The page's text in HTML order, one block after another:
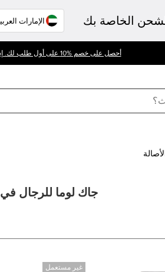
الخاصة بك
أحصل على خصم %10 على أول طلب لك. إستعمل الرمز - WELCOME10
الأصالة
جاك لوما للرجال في UAE
غير مستعمل